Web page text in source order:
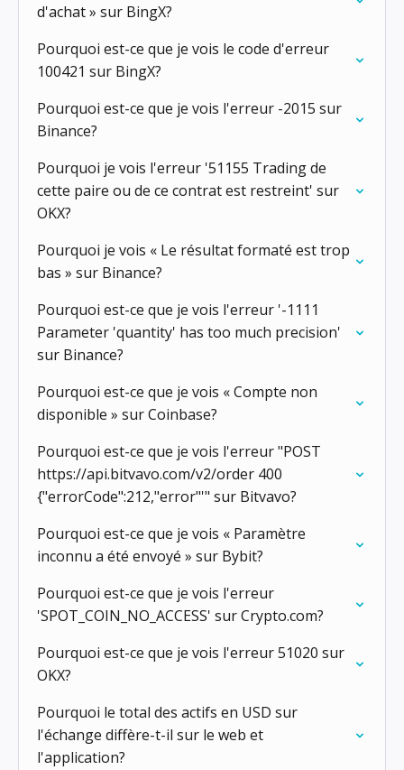
d'achat » sur BingX?
Pourquoi est-ce que je vois le code d'erreur
100421 sur BingX?
Pourquoi est-ce que je vois l'erreur -2015 sur
Binance?
Pourquoi je vois l'erreur '51155 Trading de
cette paire ou de ce contrat est restreint' sur
OKX?
Pourquoi je vois « Le résultat formaté est trop
bas » sur Binance?
Pourquoi est-ce que je vois l'erreur '-1111
Parameter 'quantity' has too much precision'
sur Binance?
Pourquoi est-ce que je vois « Compte non
disponible » sur Coinbase?
Pourquoi est-ce que je vois l'erreur "POST
https://api.bitvavo.com/v2/order 400
{"errorCode":212,"error"'" sur Bitvavo?
Pourquoi est-ce que je vois « Paramètre
inconnu a été envoyé » sur Bybit?
Pourquoi est-ce que je vois l'erreur
'SPOT_COIN_NO_ACCESS' sur Crypto.com?
Pourquoi est-ce que je vois l'erreur 51020 sur
OKX?
Pourquoi le total des actifs en USD sur
l'échange diffère-t-il sur le web et
l'application?